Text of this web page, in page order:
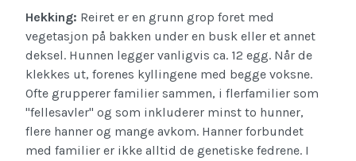
Hekking: Reiret er en grunn grop foret med
vegetasjon på bakken under en busk eller et annet
deksel. Hunnen legger vanligvis ca. 12 egg. Når de
klekkes ut, forenes kyllingene med begge voksne.
Ofte grupperer familier sammen, i flerfamilier som
"fellesavler" og som inkluderer minst to hunner,
flere hanner og mange avkom. Hanner forbundet
med familier er ikke alltid de genetiske fedrene. I